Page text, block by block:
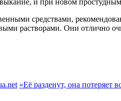
и при новом
средствами,
растворами. Они отлично
«Её разденут, она потеряет